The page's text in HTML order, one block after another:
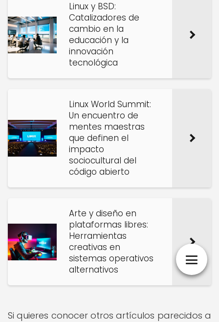
Linux y BSD:
Catalizadores de
cambio en la
educación y la
innovación
tecnológica
Linux World Summit:
Un encuentro de
mentes maestras
que definen el
impacto
sociocultural del
código abierto
Arte y diseño en
plataformas libres:
Herramientas
creativas en
sistemas operativos
alternativos
Si quieres conocer otros artículos parecidos a